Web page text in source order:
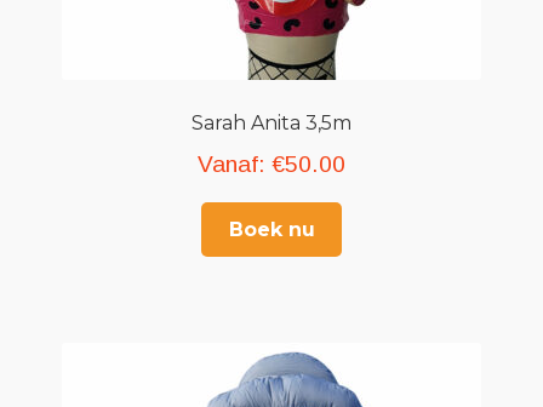
Sarah Anita 3,5m
Vanaf: €50.00
Boek nu